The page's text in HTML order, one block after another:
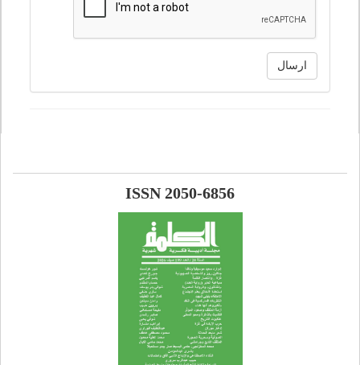
ارسال
ISSN 2050-6856